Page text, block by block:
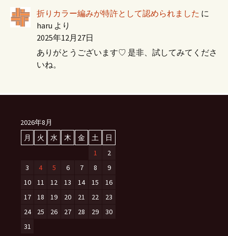
折りカラー編みが特許として認められました に
haru より
2025年12月27日
ありがとうございます♡ 是非、試してみてくださ
いね。
2026年8月
月
火 水 木 金 土
日
1
2
3
4 5 6 7 8
9
10
11 12 13 14 15
16
17
18 19 20 21 22
23
24
25 26 27 28 29
30
31